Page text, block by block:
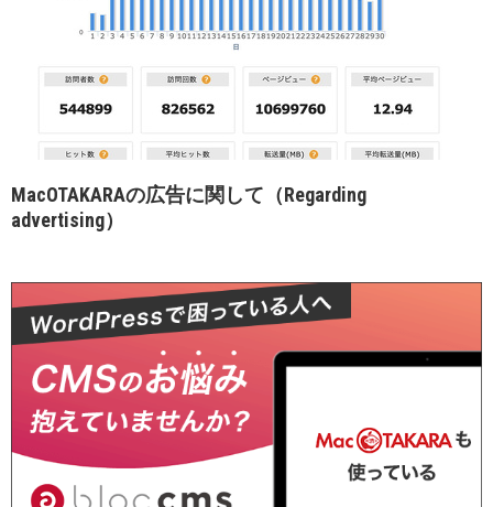
MacOTAKARAの広告に関して（Regarding
advertising）